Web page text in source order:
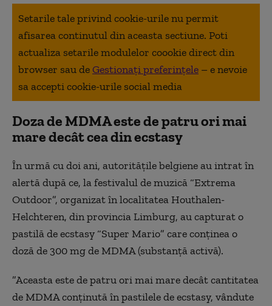
Setarile tale privind cookie-urile nu permit
afisarea continutul din aceasta sectiune. Poti
actualiza setarile modulelor coookie direct din
browser sau deGestionați preferințele – e nevoie
sa accepti cookie-urile social media
Doza de MDMA este de patru ori mai
mare decât cea din ecstasy
În urmă cu doi ani, autoritățile belgiene au intrat în
alertă după ce, la festivalul de muzică “Extrema
Outdoor”, organizat în localitatea Houthalen-
Helchteren, din provincia Limburg, au capturat o
pastilă de ecstasy “Super Mario” care conținea o
doză de 300 mg de MDMA (substanță activă).
”Aceasta este de patru ori mai mare decât cantitatea
de MDMA conținută în pastilele de ecstasy, vândute